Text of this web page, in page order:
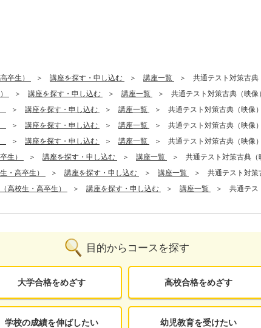
卒生） 講座を探す・申し込む 講座一覧
共通テスト対策古典
講座を探す・申し込む 講座一覧
共通テスト対策古典（映像
講座を探す・申し込む 講座一覧
共通テスト対策古典（映像
講座を探す・申し込む 講座一覧
共通テスト対策古典（映像
講座を探す・申し込む 講座一覧
共通テスト対策古典（映像
生） 講座を探す・申し込む 講座一覧
共通テスト対策古典（
・高卒生） 講座を探す・申し込む 講座一覧
共通テスト対策
高校生・高卒生） 講座を探す・申し込む 講座一覧 共通テス
目的からコースを探す
大学合格をめざす 高校合格をめざす
学校の成績を伸ばしたい 幼児教育を受けたい